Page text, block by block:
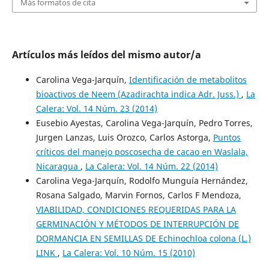
Más formatos de cita
Artículos más leídos del mismo autor/a
Carolina Vega-Jarquín, Identificación de metabolitos
bioactivos de Neem (Azadirachta indica Adr. Juss.) , La
Calera: Vol. 14 Núm. 23 (2014)
Eusebio Ayestas, Carolina Vega-Jarquín, Pedro Torres,
Jurgen Lanzas, Luis Orozco, Carlos Astorga, Puntos
críticos del manejo poscosecha de cacao en Waslala,
Nicaragua , La Calera: Vol. 14 Núm. 22 (2014)
Carolina Vega-Jarquín, Rodolfo Munguía Hernández,
Rosana Salgado, Marvin Fornos, Carlos F Mendoza,
VIABILIDAD, CONDICIONES REQUERIDAS PARA LA
GERMINACIÓN Y MÉTODOS DE INTERRUPCIÓN DE
DORMANCIA EN SEMILLAS DE Echinochloa colona (L.)
LINK , La Calera: Vol. 10 Núm. 15 (2010)